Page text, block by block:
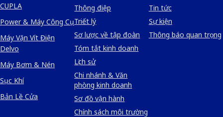
CUPLA
Power & Máy Công Cụ
Máy Vặn Vít Điện
Delvo
Máy Bơm & Nén
Sục Khí
Bản Lề Cửa
Thông điệp
Triết lý
Sơ lược về tập đoàn
Tóm tắt kinh doanh
Lịch sử
Chi nhánh & Văn
phòng kinh doanh
Sơ đồ vận hành
Chính sách môi trường
Tin tức
Sự kiện
Thông báo quan trọng